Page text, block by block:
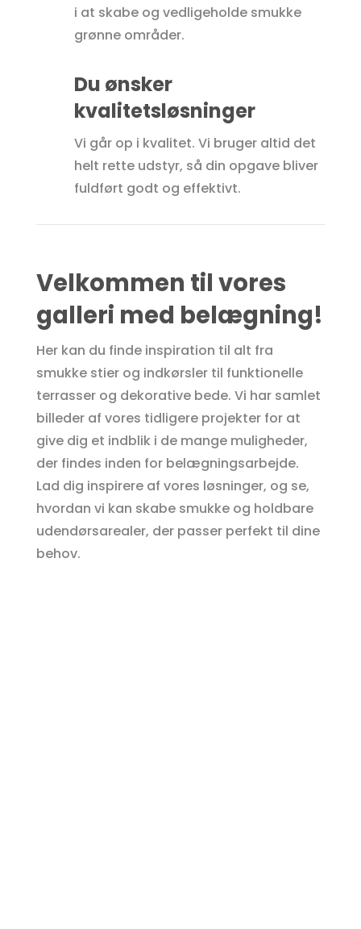
i at skabe og vedligeholde smukke
grønne områder.
Du ønsker
kvalitetsløsninger
Vi går op i kvalitet. Vi bruger altid det
helt rette udstyr, så din opgave bliver
fuldført godt og effektivt.
Velkommen til vores
galleri med belægning!
Her kan du finde inspiration til alt fra
smukke stier og indkørsler til funktionelle
terrasser og dekorative bede. Vi har samlet
billeder af vores tidligere projekter for at
give dig et indblik i de mange muligheder,
der findes inden for belægningsarbejde.
Lad dig inspirere af vores løsninger, og se,
hvordan vi kan skabe smukke og holdbare
udendørsarealer, der passer perfekt til dine
behov.